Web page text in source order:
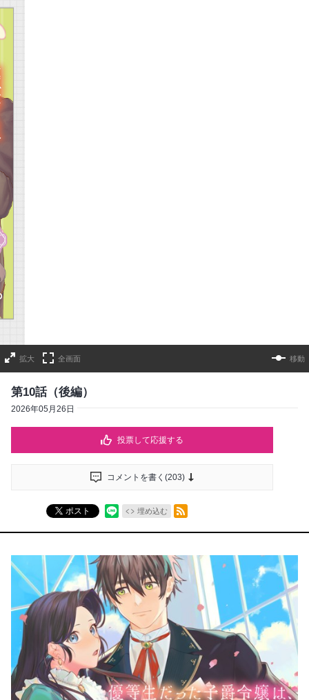
拡大 全画面 移動
第10話（後編）
2026年05月26日
投票して応援する
コメントを書く(203)
ポスト 埋め込む
RSSフィード